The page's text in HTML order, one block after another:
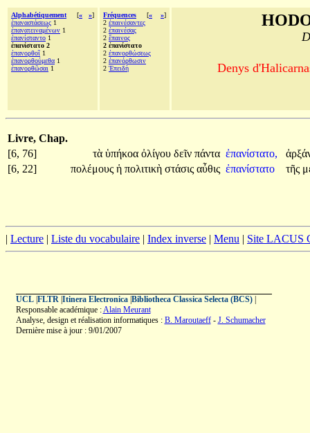
Alphabétiquement [« »]
ἐπαναστάσεως 1
ἐπανατειναμένων 1
ἐπανίσταντο 1
ἐπανίστατο 2
ἐπανορθοῖ 1
ἐπανορθούμεθα 1
ἐπανορθῶσαι 1
Fréquences [« »]
2 ἐπαινέσαντες
2 ἐπαινέσας
2 ἔπαινος
2 ἐπανίστατο
2 ἐπανορθώσεως
2 ἐπανόρθωσιν
2 Ἐπειδὴ Denys
Livre, Chap.
[6, 76]
τὰ ὑπήκοα ὀλίγου δεῖν πάντα ἐπανίστατο,
[6, 22]
πολέμους ἡ πολιτικὴ στάσις αὖθις ἐπανίστατο τῆς
| Lecture | Liste du vocabulaire | Index inverse | Menu | Site LACUS
UCL| FLTR| Itinera Electronica| Bibliotheca Classica Selecta (BCS)|
Responsable académique :Alain Meurant
Analyse, design et réalisation informatiques : B. Maroutaeff- J. Schumacher
Dernière mise à jour : 9/01/2007